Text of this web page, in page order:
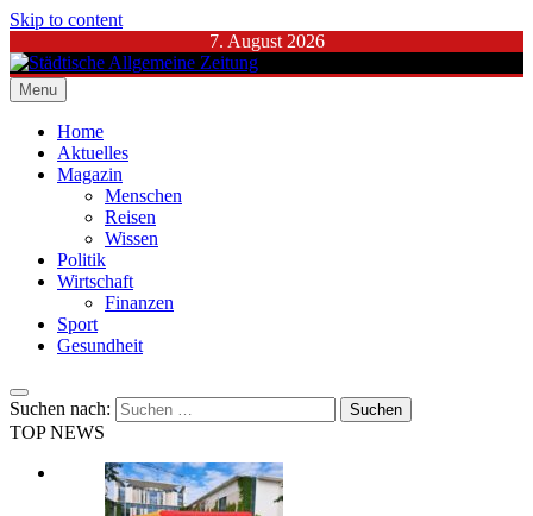
Skip to content
7. August 2026
Städtische Allgemeine Zeitung
Menu
Home
Aktuelles
Magazin
Menschen
Reisen
Wissen
Politik
Wirtschaft
Finanzen
Sport
Gesundheit
Suchen nach:
TOP NEWS